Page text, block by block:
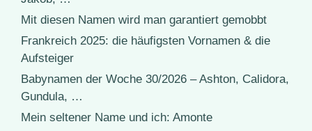
Mit diesen Namen wird man garantiert gemobbt
Frankreich 2025: die häufigsten Vornamen & die
Aufsteiger
Babynamen der Woche 30/2026 – Ashton, Calidora,
Gundula, …
Mein seltener Name und ich: Amonte